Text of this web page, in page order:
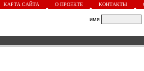
КАРТА САЙТА О ПРОЕКТЕ КОНТАКТЫ
имя